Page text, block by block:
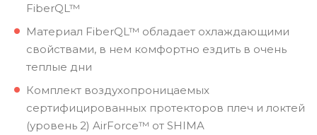
FiberQL™
Материал FiberQL™ обладает охлаждающими
свойствами, в нем комфортно ездить в очень
теплые дни
Комплект воздухопроницаемых
сертифицированных протекторов плеч и локтей
(уровень 2) AirForce™ от SHIMA